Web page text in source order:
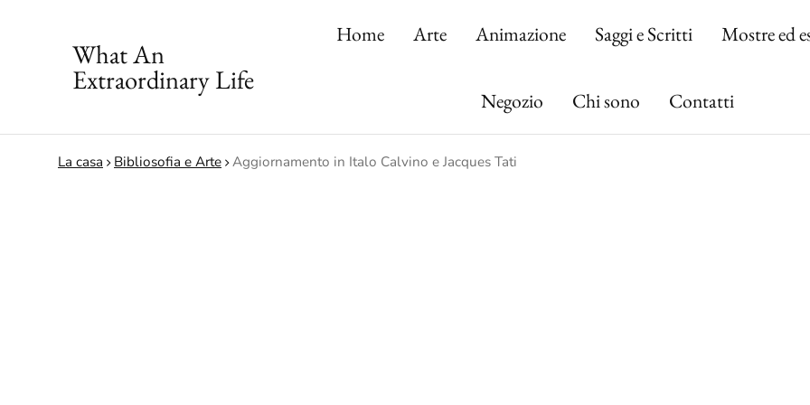
What An
Extraordinary Life
Home Arte Animazione Saggi e Scritti Mostre ed
Negozio Chi sono Contatti
La casa Bibliosofia e Arte Aggiornamento in Italo Calvino e Jacques Tati